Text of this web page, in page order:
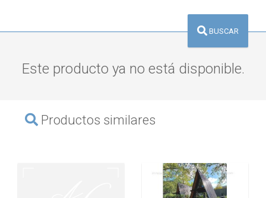
BUSCAR
Este producto ya no está disponible.
Productos similares